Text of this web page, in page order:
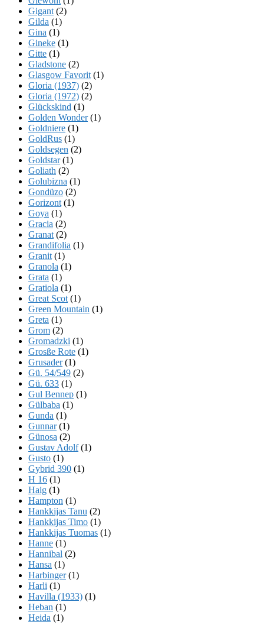
Gigant (2)
Gilda (1)
Gina (1)
Gineke (1)
Gitte (1)
Gladstone (2)
Glasgow Favorit (1)
Gloria (1937) (2)
Gloria (1972) (2)
Glückskind (1)
Golden Wonder(1)
Goldniere (1)
GoldRus (1)
Goldsegen (2)
Goldstar(1)
Goliath (2)
Golubizna (1)
Gondüzo (2)
Gorizont (1)
Goya (1)
Gracia (2)
Granat (2)
Grandifolia (1)
Granit (1)
Granola (1)
Grata (1)
Gratiola (1)
Great Scot (1)
Green Mountain (1)
Greta (1)
Grom (2)
Gromadzki (1)
Grosße Rote (1)
Grusader(1)
Gü. 54/549 (2)
Gü. 633 (1)
Gul Bennep (1)
Gülbaba (1)
Gunda (1)
Gunnar(1)
Günosa (2)
Gustav Adolf(1)
Gusto (1)
Gybrid 390 (1)
H 16 (1)
Haig (1)
Hampton (1)
Hankkijas Tanu (2)
Hankkijas Timo (1)
Hankkijas Tuomas (1)
Hanne (1)
Hannibal (2)
Hansa (1)
Harbinger(1)
Harli (1)
Havilla (1933) (1)
Heban (1)
Heida (1)